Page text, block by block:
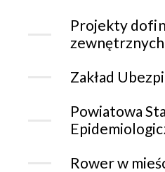
Projekty
zewnętrznych
Zakład
Powiatowa
Rower w